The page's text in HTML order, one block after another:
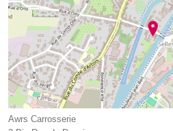
Awrs Carrosserie